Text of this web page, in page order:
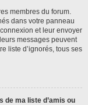
membres du forum.
dans votre panneau
et leur envoyer
messages peuvent
liste d’ignorés, tous ses
ma liste d’amis ou